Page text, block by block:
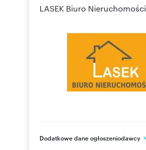
LASEK Biuro Nieruchomości
Dodatkowe dane ogłoszeniodawcy